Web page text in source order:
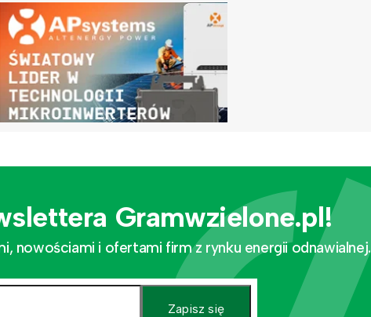
Gramwzielone.pl!
nowościami i ofertami firm z rynku energii odnawialnej.
Zapisz się